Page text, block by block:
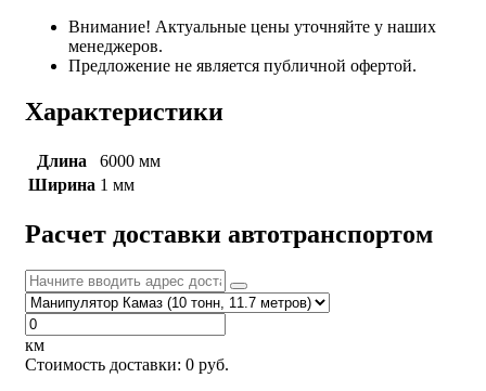
Внимание! Актуальные цены уточняйте у наших
менеджеров.
Предложение не является публичной офертой.
Характеристики
Длина
6000 мм
Ширина 1 мм
Расчет доставки автотранспортом
км
Стоимость доставки: 0 руб.